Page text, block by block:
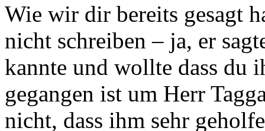
Wie wir dir bereits gesagt
nicht schreiben – ja, er
kannte und wollte dass du
gegangen ist um Herr
nicht, dass ihm sehr